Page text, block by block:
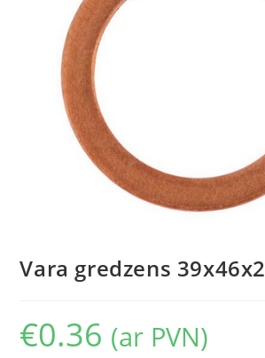
Vara gredzens 39x46x2
€0.36 (ar PVN)